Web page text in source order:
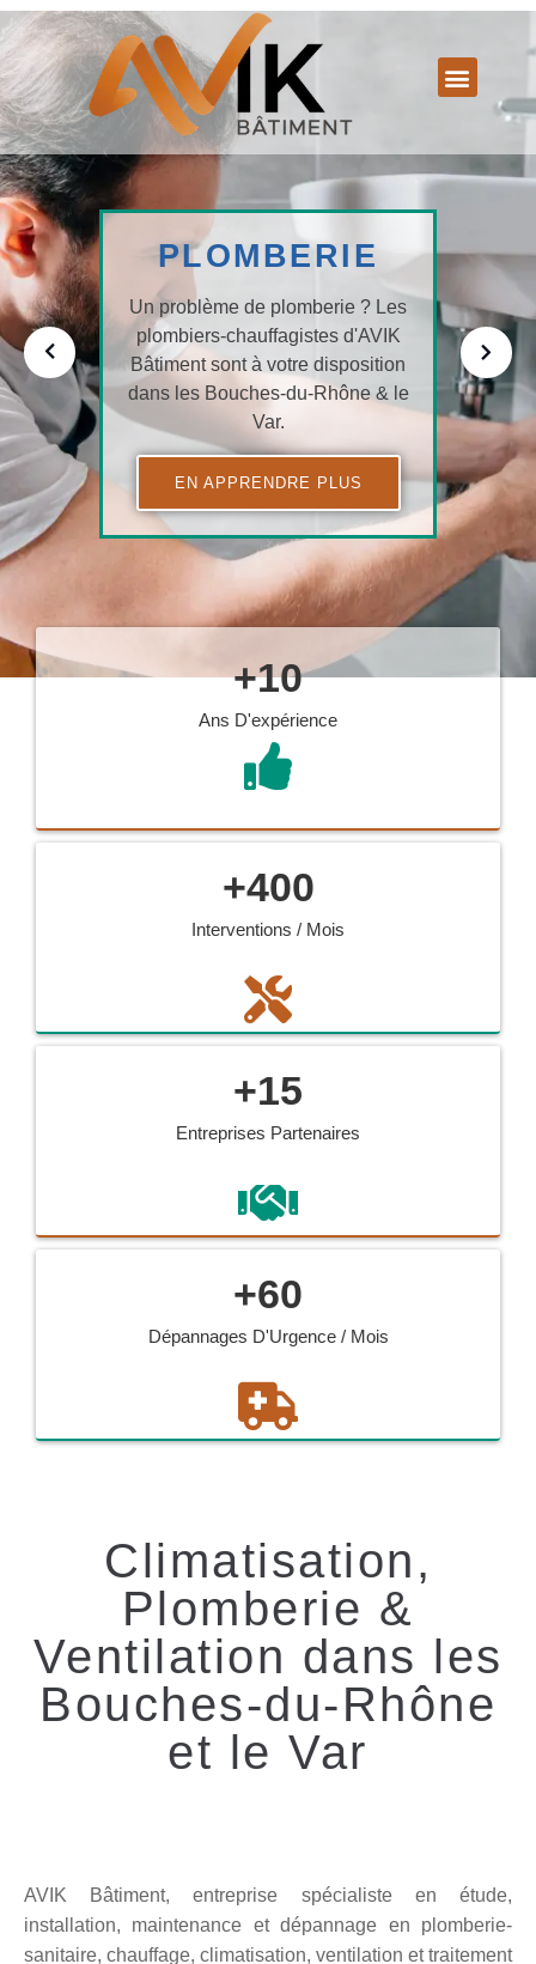
PLOMBERIE
Un problème de plomberie ? Les
plombiers-chauffagistes d'AVIK
Bâtiment sont à votre disposition
dans les Bouches-du-Rhône & le
Var.
EN APPRENDRE PLUS
+10
Ans D'expérience
+400
Interventions / Mois
+15
Entreprises Partenaires
+60
Dépannages D'Urgence / Mois
Climatisation,
Plomberie &
Ventilation dans les
Bouches-du-Rhône
et le Var
AVIK Bâtiment, entreprise spécialiste en étude,
installation, maintenance et dépannage en plomberie-
sanitaire, chauffage, climatisation, ventilation et traitement